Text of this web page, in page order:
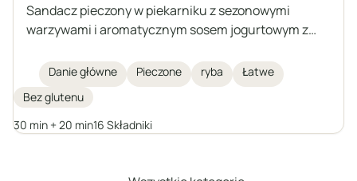
Sandacz pieczony w piekarniku z sezonowymi
warzywami i aromatycznym sosem jogurtowym z
potrawa, którą można przygotować również z inną
średniej wielkości rybą, zarówno słodkowodną, jak i
morską.
Danie główne Pieczone ryba
Łatwe
Bez glutenu
30 min + 20 min16 Składniki